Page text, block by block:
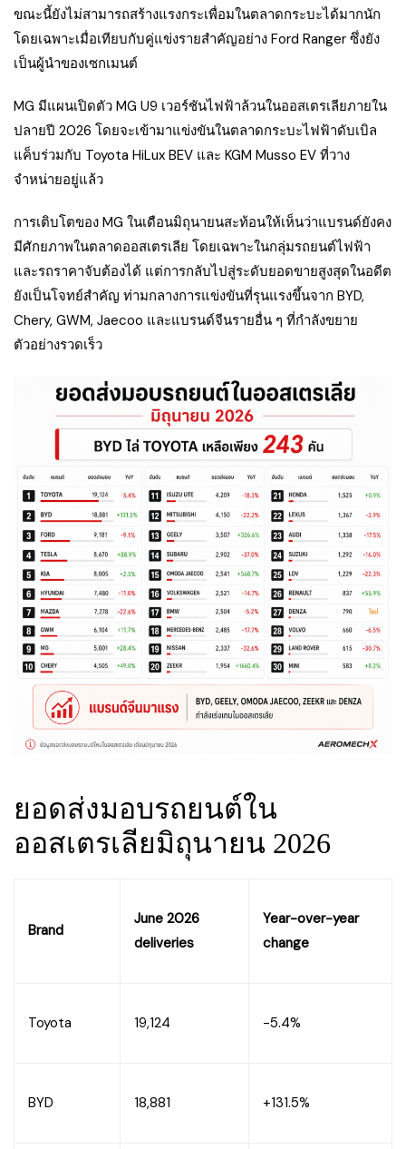
ขณะนี้ยังไม่สามารถสร้างแรงกระเพื่อมในตลาดกระบะได้มากนัก
โดยเฉพาะเมื่อเทียบกับคู่แข่งรายสำคัญอย่าง Ford Ranger ซึ่งยัง
เป็นผู้นำของเซกเมนต์
MG มีแผนเปิดตัว MG U9 เวอร์ชันไฟฟ้าล้วนในออสเตรเลียภายใน
ปลายปี 2026 โดยจะเข้ามาแข่งขันในตลาดกระบะไฟฟ้าดับเบิล
แค็บร่วมกับ Toyota HiLux BEV และ KGM Musso EV ที่วาง
จำหน่ายอยู่แล้ว
การเติบโตของ MG ในเดือนมิถุนายนสะท้อนให้เห็นว่าแบรนด์ยังคง
มีศักยภาพในตลาดออสเตรเลีย โดยเฉพาะในกลุ่มรถยนต์ไฟฟ้า
และรถราคาจับต้องได้ แต่การกลับไปสู่ระดับยอดขายสูงสุดในอดีต
ยังเป็นโจทย์สำคัญ ท่ามกลางการแข่งขันที่รุนแรงขึ้นจาก BYD,
Chery, GWM, Jaecoo และแบรนด์จีนรายอื่น ๆ ที่กำลังขยาย
ตัวอย่างรวดเร็ว
ยอดส่งมอบรถยนต์ใน
ออสเตรเลียมิถุนายน 2026
Brand
June 2026
deliveries
Year-over-year
change
Toyota 19,124 -5.4%
BYD 18,881 +131.5%